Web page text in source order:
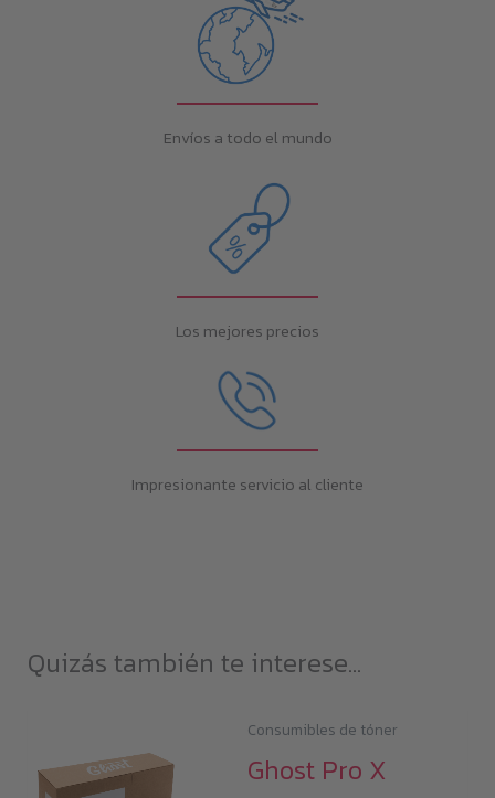
Envíos a todo el mundo
Los mejores precios
Impresionante servicio al cliente
Quizás también te interese...
Consumibles de tóner
Ghost Pro X